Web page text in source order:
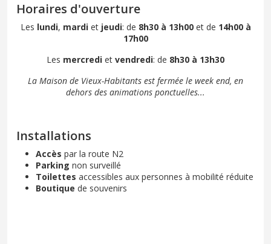
Horaires d'ouverture
Les lundi, mardiet jeudi: de 8h30 à 13h00et de 14h00 à
17h00
Les mercredi et vendredi: de 8h30 à 13h30
La Maison de Vieux-Habitants est fermée le week end, en
dehors des animations ponctuelles...
Installations
Accès par la route N2
Parking non surveillé
Toilettes accessibles aux personnes à mobilité réduite
Boutique de souvenirs